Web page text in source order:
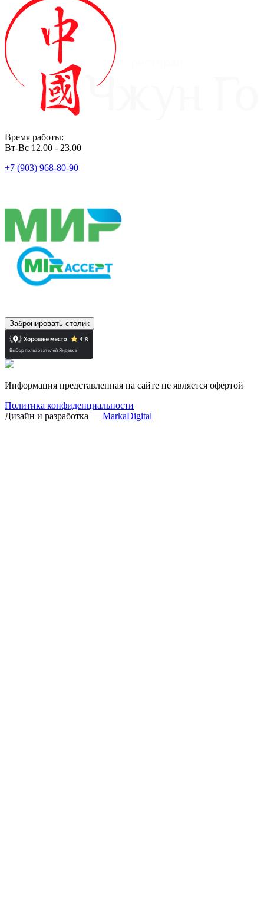
Время работы:
Вт-Вс 12.00 - 23.00
+7 (903) 968-80-90
Забронировать столик
Информация представленная на сайте не является офертой
Политика конфиденциальности
Дизайн и разработка — MarkaDigital